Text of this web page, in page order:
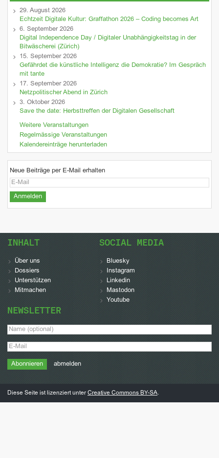
29. August 2026
Echtzeit Digitale Kultur: Graffathon 2026 – Coding becomes Art
6. September 2026
Digital Independence Day / Digitaler Unabhängigkeitstag in der
Bitwäscherei (Zürich)
15. September 2026
Gefährdet die künstliche Intelligenz die Demokratie? Im Gespräch
mit tante
17. September 2026
Netzpolitischer Abend in Zürich
3. Oktober 2026
Save the date: Herbsttreffen der Digitalen Gesellschaft
Weitere Veranstaltungen
Regelmässige Veranstaltungen
Kalendereinträge herunterladen
Neue Beiträge per E-Mail erhalten
INHALT
Über uns
Dossiers
Unterstützen
Mitmachen
SOCIAL MEDIA
Bluesky
Instagram
Linkedin
Mastodon
Youtube
NEWSLETTER
abmelden
Diese Seite ist lizenziert unter Creative Commons BY-SA.